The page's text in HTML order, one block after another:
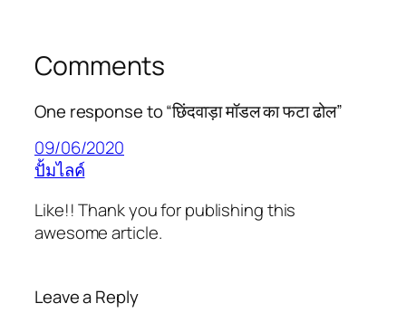
Comments
One response to “छिंदवाड़ा मॉडल का फटा ढोल”
09/06/2020
ปั้มไลค์
Like!! Thank you for publishing this
awesome article.
Leave a Reply